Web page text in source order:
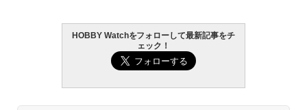
HOBBY Watchをフォローして最新記事をチ
ェック！